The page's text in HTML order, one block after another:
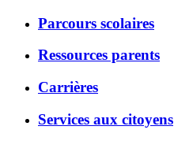
Parcours scolaires
Ressources parents
Carrières
Services aux citoyens